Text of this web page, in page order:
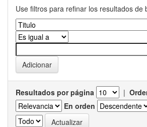
Use filtros para refinar los resultados de
Resultados por página |
En orden